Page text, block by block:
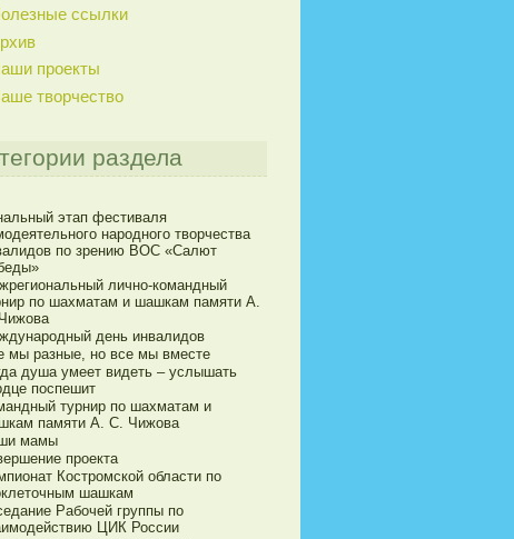
ссылки
проекты
творчество
раздела
этап фестиваля
народного творчества
по зрению ВОС «Салют
лично-командный
по шахматам и шашкам памяти А.
день инвалидов
мы разные, но все мы вместе
душа умеет видеть – услышать
поспешит
турнир по шахматам и
памяти А. С. Чижова
мамы
проекта
Костромской области по
шашкам
Рабочей группы по
ЦИК России